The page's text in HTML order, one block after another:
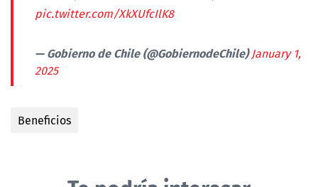
pic.twitter.com/XkXUfcIlK8
— Gobierno de Chile (@GobiernodeChile)January 1,
2025
Beneficios